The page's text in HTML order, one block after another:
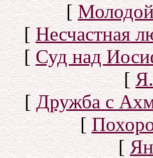
[
[Несчастная
[Суд над
[
[Дружба с
[
[